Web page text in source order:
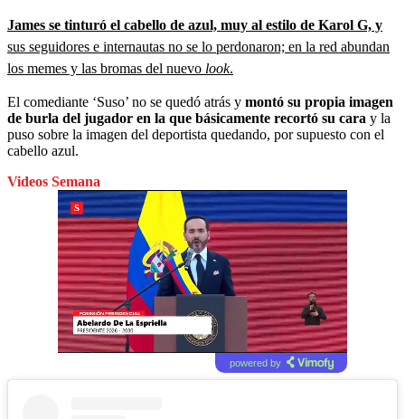
James se tinturó el cabello de azul, muy al estilo de Karol G, y
sus seguidores e internautas no se lo perdonaron; en la red abundan
los memes y las bromas del nuevo look.
El comediante ‘Suso’ no se quedó atrás y montó su propia imagen
de burla del jugador en la que básicamente recortó su cara y la
puso sobre la imagen del deportista quedando, por supuesto con el
cabello azul.
Videos Semana
powered by